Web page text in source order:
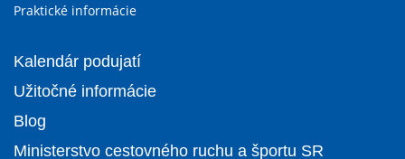
Praktické informácie
Kalendár podujatí
Užitočné informácie
Blog
Ministerstvo cestovného ruchu a športu SR